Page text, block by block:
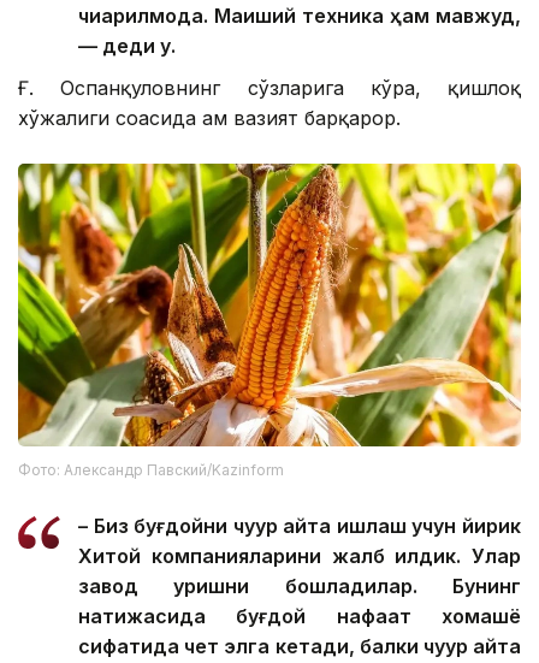
чиқарилмоқда. Маиший техника ҳам мавжуд,
— деди у.
Ғ. Оспанқуловнинг сўзларига кўра, қишлоқ
хўжалиги соҳасида ҳам вазият барқарор.
Фото: Александр Павский/Kazinform
– Биз буғдойни чуқур қайта ишлаш учун йирик
Хитой компанияларини жалб қилдик. Улар
завод қуришни бошладилар. Бунинг
натижасида буғдой нафақат хомашё
сифатида чет элга кетади, балки чуқур қайта